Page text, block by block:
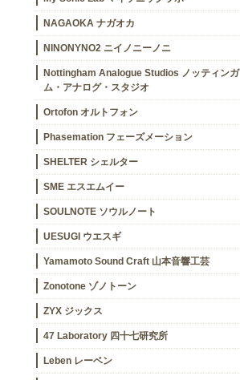
NAGAOKA ナガオカ
NINONYNO2 ニイノニーノニ
Nottingham Analogue Studios ノッティンガ
ム・アナログ・スタジオ
Ortofon オルトフォン
Phasemation フェーズメーション
SHELTER シェルター
SME エスエムイー
SOULNOTE ソウルノート
UESUGI ウエスギ
Yamamoto Sound Craft 山本音響工芸
Zonotone ゾノトーン
ZYX ジックス
47 Laboratory 四十七研究所
Leben レーベン